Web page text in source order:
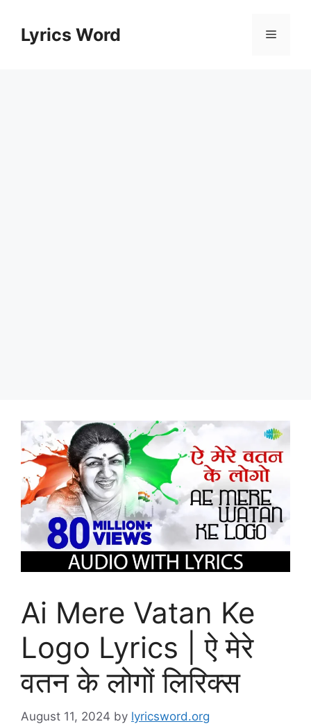
contentLyrics Word Menu
Ai Mere Vatan Ke
Logo Lyrics | ऐ मेरे
वतन के लोगों लिरिक्स
August 11, 2024 by lyricsword.org